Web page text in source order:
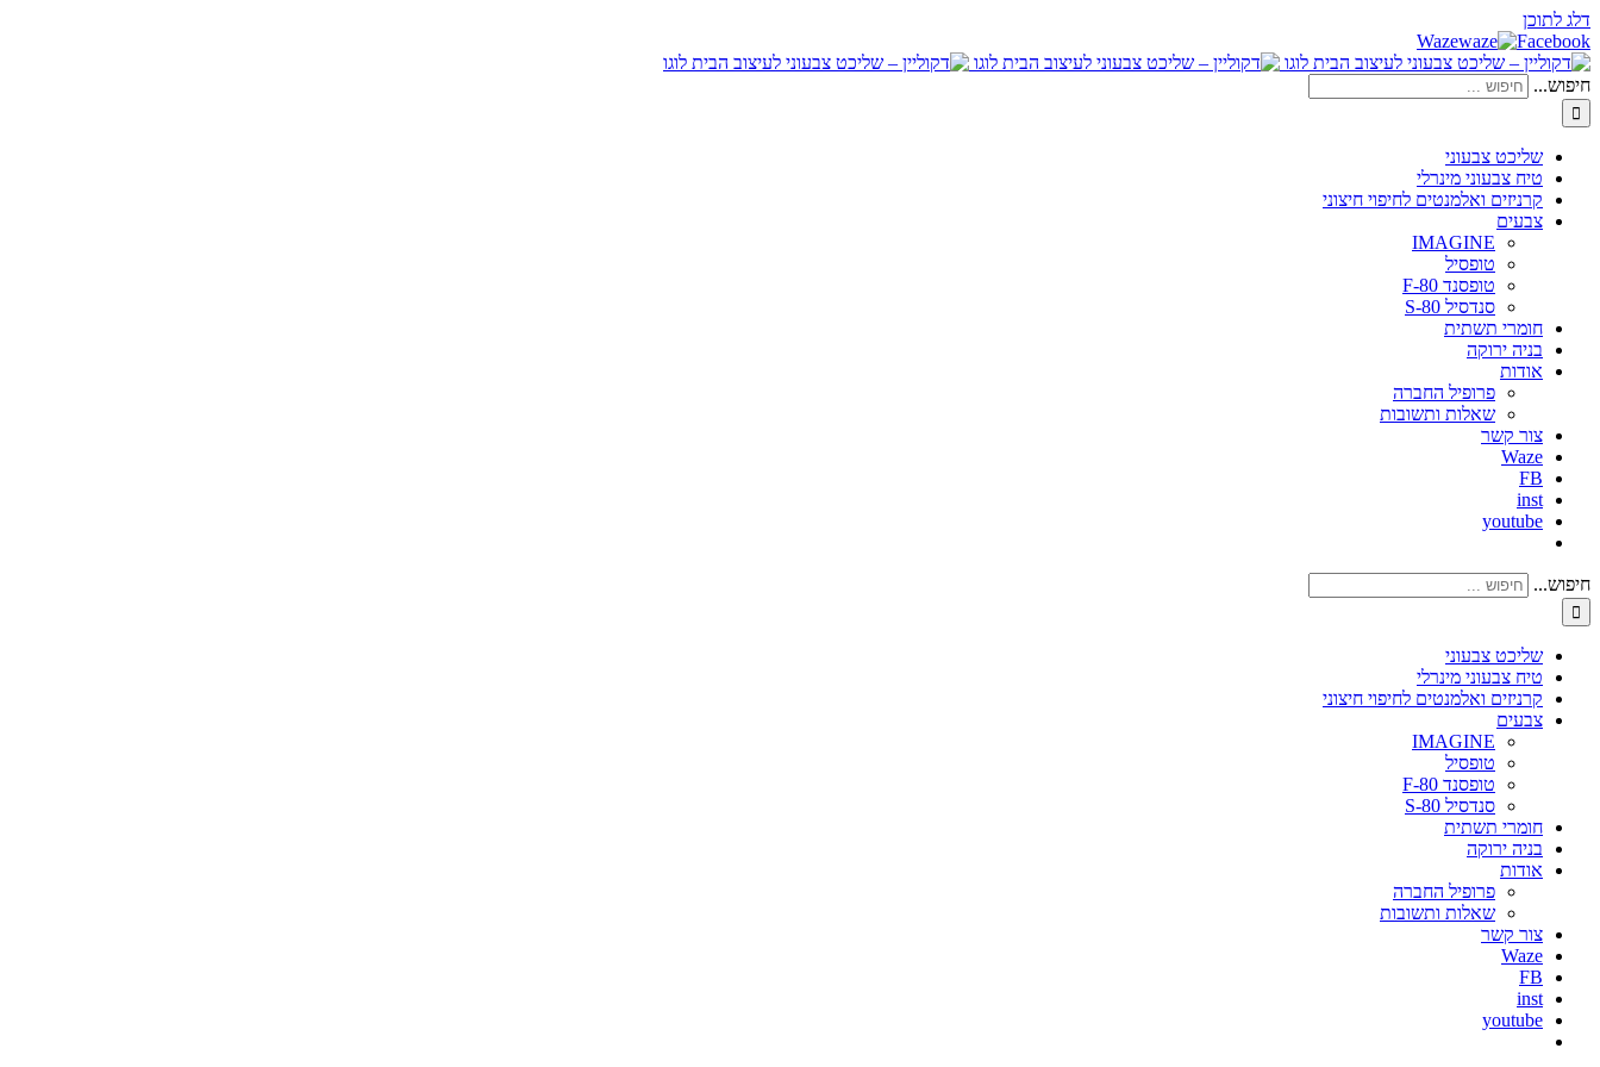
דלג לתוכן
Waze
Facebook
חיפוש...
שליכט צבעוני
טיח צבעוני מינרלי
קרניזים ואלמנטים לחיפוי חיצוני
צבעים
IMAGINE
טופסיל
טופסנד F-80
סנדסיל S-80
חומרי תשתית
בניה ירוקה
אודות
פרופיל החברה
שאלות ותשובות
צור קשר
Waze
FB
inst
youtube
חיפוש...
שליכט צבעוני
טיח צבעוני מינרלי
קרניזים ואלמנטים לחיפוי חיצוני
צבעים
IMAGINE
טופסיל
טופסנד F-80
סנדסיל S-80
חומרי תשתית
בניה ירוקה
אודות
פרופיל החברה
שאלות ותשובות
צור קשר
Waze
FB
inst
youtube